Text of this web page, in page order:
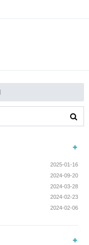
2025-01-16
2024-09-20
2024-03-28
2024-02-23
2024-02-06